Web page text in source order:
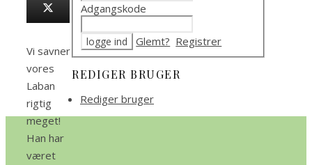
Vi savner
vores
Laban
rigtig
meget!
Han har
været
Adgangskode
Glemt? Registrer
REDIGER BRUGER
Rediger bruger